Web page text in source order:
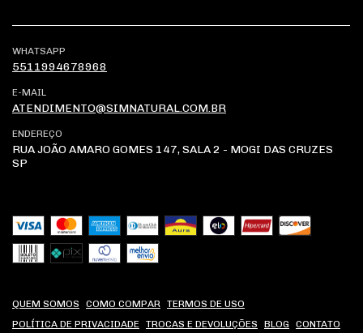
WHATSAPP
5511994678968
E-MAIL
ATENDIMENTO@SIMNATURAL.COM.BR
ENDEREÇO
RUA JOÃO AMARO GOMES 147, SALA 2 - MOGI DAS CRUZES
SP
QUEM SOMOS COMO COMPAR
TERMOS DE USO
POLÍTICA DE PRIVACIDADE TROCAS E DEVOLUÇÕES BLOG CONTATO